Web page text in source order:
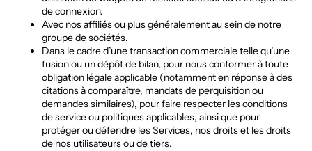
de connexion.
Avec nos affiliés ou plus généralement au sein de notre
groupe de sociétés.
Dans le cadre d’une transaction commerciale telle qu’une
fusion ou un dépôt de bilan, pour nous conformer à toute
obligation légale applicable (notamment en réponse à des
citations à comparaître, mandats de perquisition ou
demandes similaires), pour faire respecter les conditions
de service ou politiques applicables, ainsi que pour
protéger ou défendre les Services, nos droits et les droits
de nos utilisateurs ou de tiers.